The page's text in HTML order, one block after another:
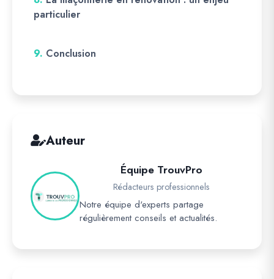
particulier
9. Conclusion
Auteur
Équipe TrouvPro
Rédacteurs professionnels
Notre équipe d'experts partage
régulièrement conseils et actualités.